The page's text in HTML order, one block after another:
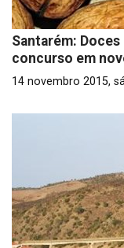
Santarém:
concurso em
14 novembro 2015,